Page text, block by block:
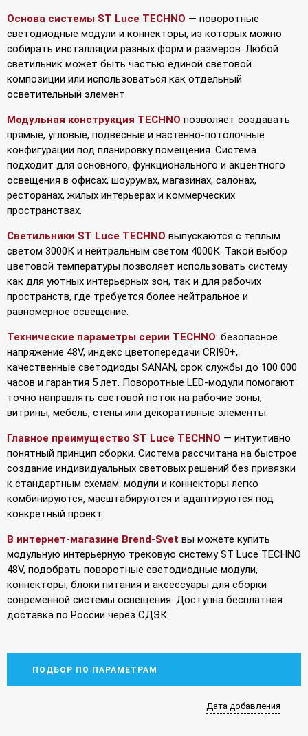
Основа системы ST Luce TECHNO — поворотные
светодиодные модули и коннекторы, из которых можно
собирать инсталляции разных форм и размеров. Любой
светильник может быть частью единой световой
композиции или использоваться как отдельный
осветительный элемент.
Модульная конструкция TECHNO позволяет создавать
прямые, угловые, подвесные и настенно-потолочные
конфигурации под планировку помещения. Система
подходит для основного, функционального и акцентного
освещения в офисах, шоурумах, магазинах, салонах,
ресторанах, жилых интерьерах и коммерческих
пространствах.
Светильники ST Luce TECHNO выпускаются с теплым
светом 3000К и нейтральным светом 4000К. Такой выбор
цветовой температуры позволяет использовать систему
как для уютных интерьерных зон, так и для рабочих
пространств, где требуется более нейтральное и
равномерное освещение.
Технические параметры серии TECHNO: безопасное
напряжение 48V, индекс цветопередачи CRI90+,
качественные светодиоды SANAN, срок службы до 100 000
часов и гарантия 5 лет. Поворотные LED-модули помогают
точно направлять световой поток на рабочие зоны,
витрины, мебель, стены или декоративные элементы.
Главное преимущество ST Luce TECHNO — интуитивно
понятный принцип сборки. Система рассчитана на быстрое
создание индивидуальных световых решений без привязки
к стандартным схемам: модули и коннекторы легко
комбинируются, масштабируются и адаптируются под
конкретный проект.
В интернет-магазине Brend-Svet вы можете купить
модульную интерьерную трековую систему ST Luce TECHNO
48V, подобрать поворотные светодиодные модули,
коннекторы, блоки питания и аксессуары для сборки
современной системы освещения. Доступна бесплатная
доставка по России через СДЭК.
ПОДБОР ПО ПАРАМЕТРАМ
Дата добавления